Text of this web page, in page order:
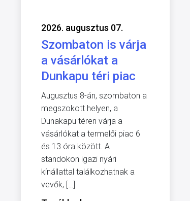
2026. augusztus 07.
Szombaton is várja
a vásárlókat a
Dunkapu téri piac
Augusztus 8-án, szombaton a
megszokott helyen, a
Dunakapu téren várja a
vásárlókat a termelői piac 6
és 13 óra között. A
standokon igazi nyári
kínállattal találkozhatnak a
vevők, […]